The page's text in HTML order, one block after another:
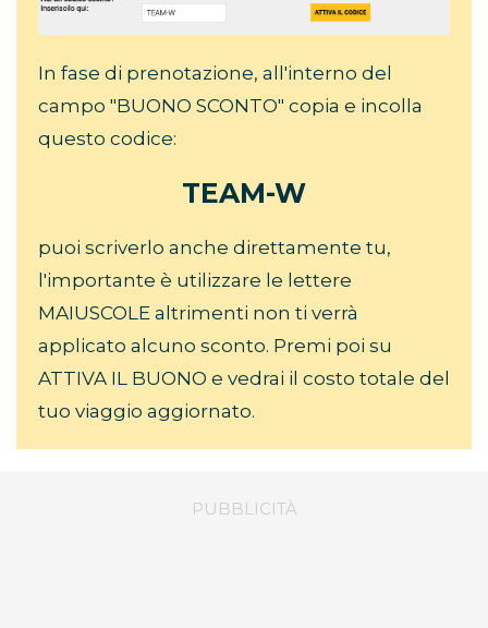
In fase di prenotazione, all'interno del
campo "BUONO SCONTO" copia e incolla
questo codice:
TEAM-W
puoi scriverlo anche direttamente tu,
l'importante è utilizzare le lettere
MAIUSCOLE altrimenti non ti verrà
applicato alcuno sconto. Premi poi su
ATTIVA IL BUONO e vedrai il costo totale del
tuo viaggio aggiornato.